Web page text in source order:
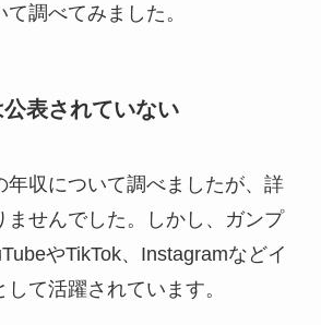
調べてみました。
表されていない
年収について調べましたが、詳
ませんでした。しかし、ガンプ
やTikTok、Instagramなどイ
て活躍されています。